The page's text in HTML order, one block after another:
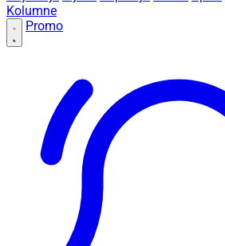
Kolumne
Promo